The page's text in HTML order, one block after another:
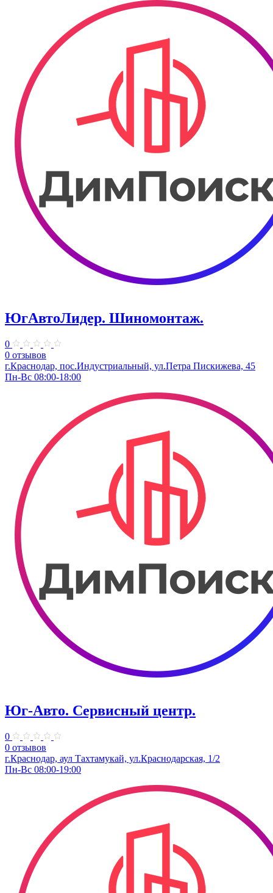
ЮгАвтоЛидер. Шиномонтаж.
0
0 отзывов
г.Краснодар, пос.Индустриальный, ул.Петра Пискижева, 45
Пн-Вс 08:00-18:00
Юг-Авто. Сервисный центр.
0
0 отзывов
г.Краснодар, аул Тахтамукай, ул.Краснодарская, 1/2
Пн-Вс 08:00-19:00